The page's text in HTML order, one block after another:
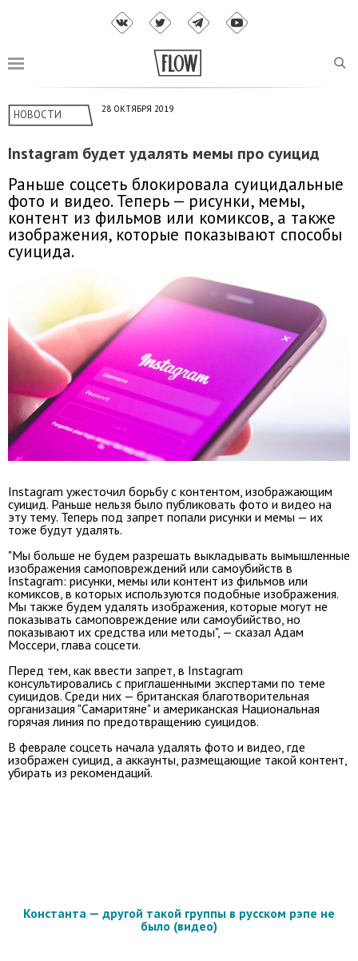
НОВОСТИ 28 ОКТЯБРЯ 2019
Instagram будет удалять мемы про суицид
Раньше соцсеть блокировала суицидальные
фото и видео. Теперь — рисунки, мемы,
контент из фильмов или комиксов, а также
изображения, которые показывают способы
суицида.
Instagram ужесточил борьбу с контентом, изображающим
суицид. Раньше нельзя было публиковать фото и видео на
эту тему. Теперь под запрет попали рисунки и мемы — их
тоже будут удалять.
"Мы больше не будем разрешать выкладывать вымышленные
изображения самоповреждений или самоубийств в
Instagram: рисунки, мемы или контент из фильмов или
комиксов, в которых используются подобные изображения.
Мы также будем удалять изображения, которые могут не
показывать самоповреждение или самоубийство, но
показывают их средства или методы", — сказал Адам
Моссери, глава соцсети.
Перед тем, как ввести запрет, в Instagram
консультировались с приглашенными экспертами по теме
суицидов. Среди них — британская благотворительная
организация "Самаритяне" и американская Национальная
горячая линия по предотвращению суицидов.
В феврале соцсеть начала удалять фото и видео, где
изображен суицид, а аккаунты, размещающие такой контент,
убирать из рекомендаций.
Константа — другой такой группы в русском рэпе не
было (видео)